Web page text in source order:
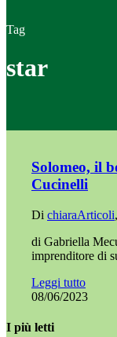
Tag
star
Solomeo, il
Cucinelli
Di chiaraArticoli,
di Gabriella
imprenditore di
Leggi tutto
08/06/2023
I più letti